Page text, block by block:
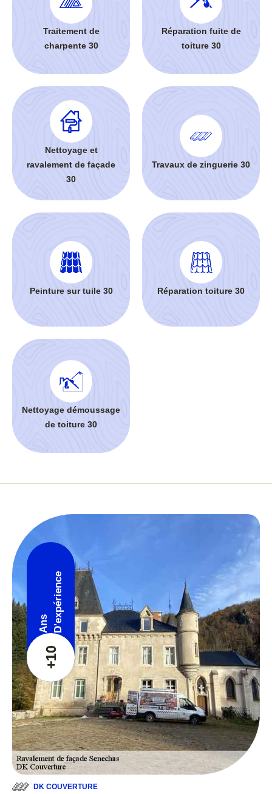
Traitement de
charpente 30
Réparation fuite de
toiture 30
Nettoyage et
ravalement de façade
30
Travaux de zinguerie 30
Peinture sur tuile 30 Réparation toiture 30
Nettoyage démoussage
de toiture 30
+10
Ans D'expérience
DK COUVERTURE